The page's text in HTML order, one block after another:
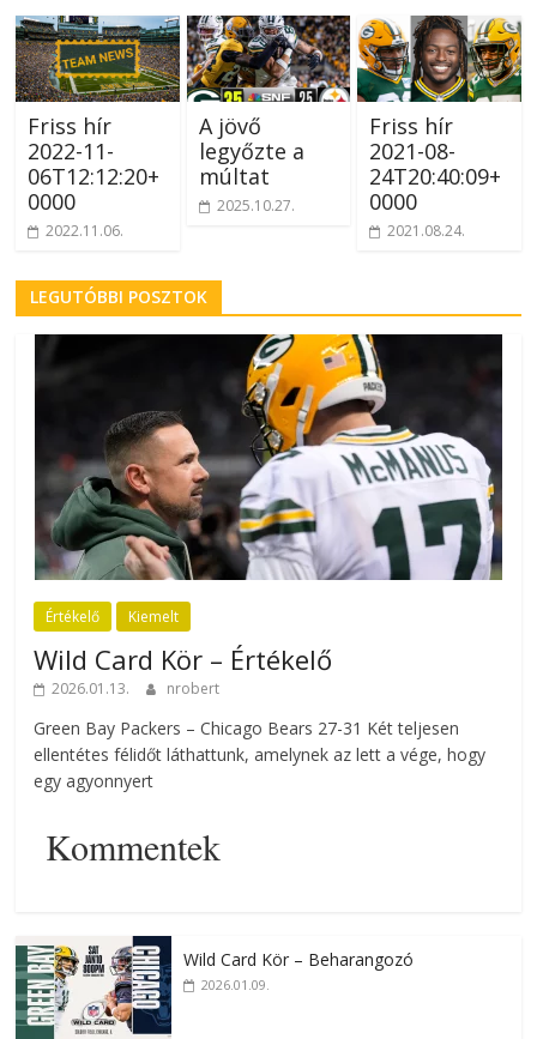
Friss hír
2022-11-
06T12:12:20+
0000
2022.11.06.
A jövő
legyőzte a
múltat
2025.10.27.
Friss hír
2021-08-
24T20:40:09+
0000
2021.08.24.
LEGUTÓBBI POSZTOK
Értékelő Kiemelt
Wild Card Kör – Értékelő
2026.01.13. nrobert
Green Bay Packers – Chicago Bears 27-31 Két teljesen
ellentétes félidőt láthattunk, amelynek az lett a vége, hogy
egy agyonnyert
Kommentek
Wild Card Kör – Beharangozó
2026.01.09.